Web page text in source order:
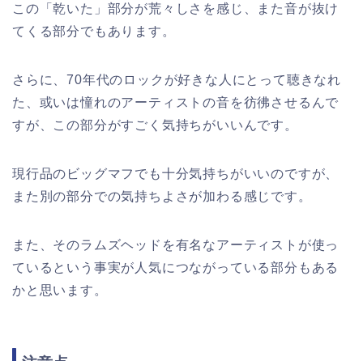
この「乾いた」部分が荒々しさを感じ、また音が抜け
てくる部分でもあります。
さらに、70年代のロックが好きな人にとって聴きなれ
た、或いは憧れのアーティストの音を彷彿させるんで
すが、この部分がすごく気持ちがいいんです。
現行品のビッグマフでも十分気持ちがいいのですが、
また別の部分での気持ちよさが加わる感じです。
また、そのラムズヘッドを有名なアーティストが使っ
ているという事実が人気につながっている部分もある
かと思います。